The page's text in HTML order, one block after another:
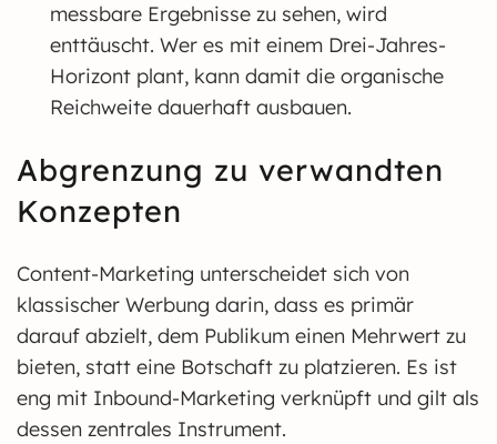
messbare Ergebnisse zu sehen, wird
enttäuscht. Wer es mit einem Drei-Jahres-
Horizont plant, kann damit die organische
Reichweite dauerhaft ausbauen.
Abgrenzung zu verwandten
Konzepten
Content-Marketing unterscheidet sich von
klassischer Werbung darin, dass es primär
darauf abzielt, dem Publikum einen Mehrwert zu
bieten, statt eine Botschaft zu platzieren. Es ist
eng mit Inbound-Marketing verknüpft und gilt als
dessen zentrales Instrument.